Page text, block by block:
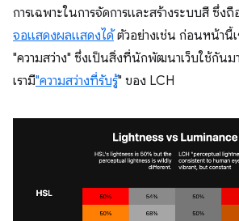
การเฉพาะในการจัดการและสร้างระบบสี ซึ่งถื
จอแสดงผลแสดงได้ตัวอย่างเช่น ก่อนหน้านี้
"ความสว่าง" ซึ่งเป็นสิ่งที่นักพัฒนาเว็บใช้กัน
เรามี"ความสว่างที่รับรู้" ของ LCH